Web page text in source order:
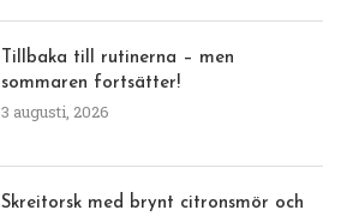
Tillbaka till rutinerna – men
sommaren fortsätter!
3 augusti, 2026
Skreitorsk med brynt citronsmör och